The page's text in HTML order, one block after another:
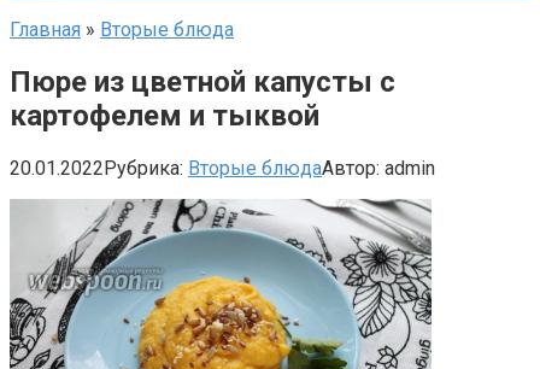
Главная » Вторые блюда
Пюре из цветной капусты с
картофелем и тыквой
20.01.2022Рубрика: Вторые блюдаАвтор: admin